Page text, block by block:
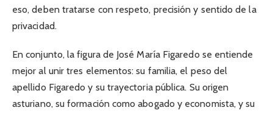
eso, deben tratarse con respeto, precisión y sentido de la
privacidad.
En conjunto, la figura de José María Figaredo se entiende
mejor al unir tres elementos: su familia, el peso del
apellido Figaredo y su trayectoria pública. Su origen
asturiano, su formación como abogado y economista, y su